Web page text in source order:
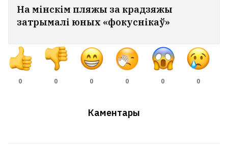
На мінскім пляжы за крадзяжы
затрымалі юных «фокуснікаў»
0 0 0 0 0 0
Каментары